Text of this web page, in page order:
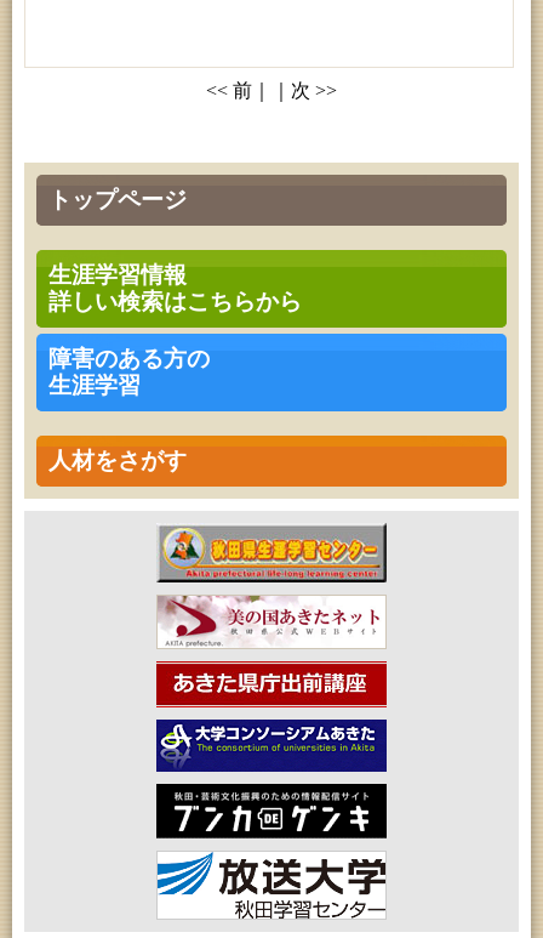
トップページ
生涯学習情報
詳しい検索はこちらから
障害のある方の
生涯学習
人材をさがす
<< 前｜｜次 >>